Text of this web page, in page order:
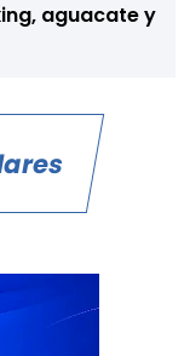
aguacate y